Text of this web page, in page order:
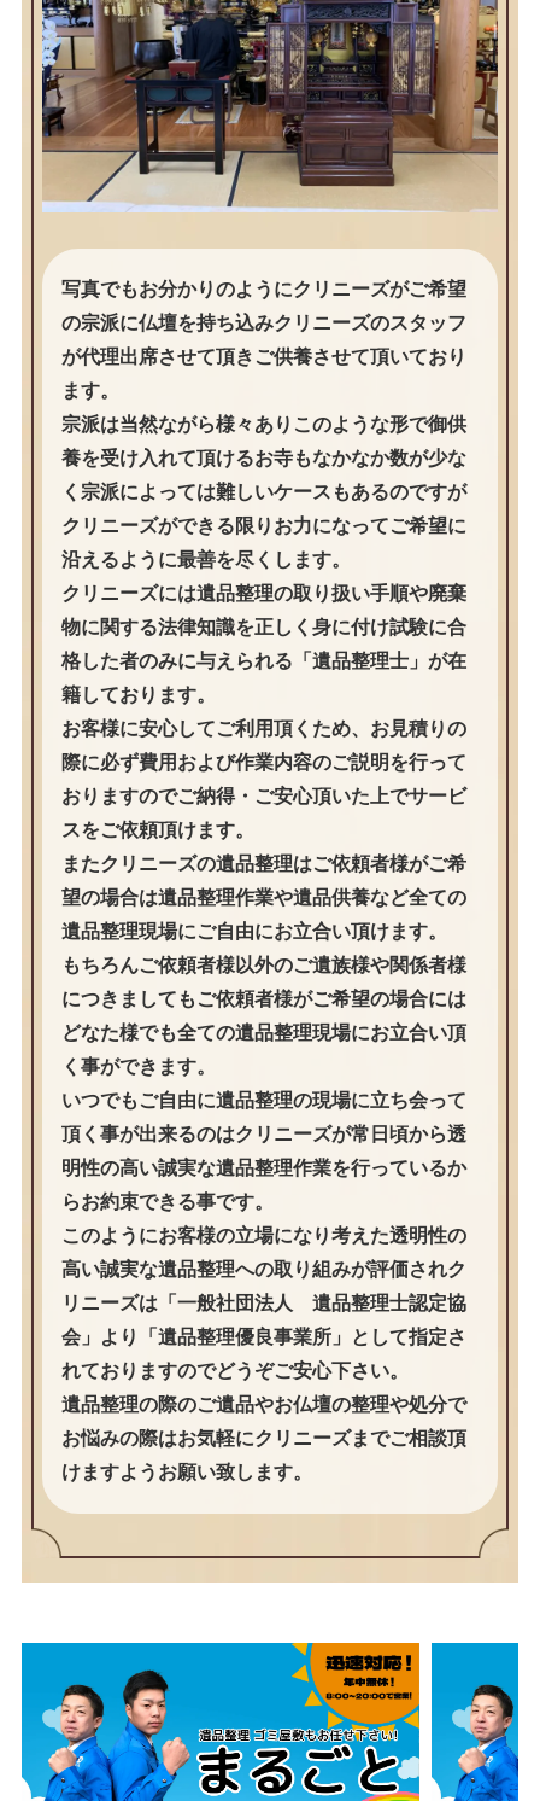
写真でもお分かりのようにクリニーズがご希望
の宗派に仏壇を持ち込みクリニーズのスタッフ
が代理出席させて頂きご供養させて頂いており
ます。
宗派は当然ながら様々ありこのような形で御供
養を受け入れて頂けるお寺もなかなか数が少な
く宗派によっては難しいケースもあるのですが
クリニーズができる限りお力になってご希望に
沿えるように最善を尽くします。
クリニーズには遺品整理の取り扱い手順や廃棄
物に関する法律知識を正しく身に付け試験に合
格した者のみに与えられる「遺品整理士」が在
籍しております。
お客様に安心してご利用頂くため、お見積りの
際に必ず費用および作業内容のご説明を行って
おりますのでご納得・ご安心頂いた上でサービ
スをご依頼頂けます。
またクリニーズの遺品整理はご依頼者様がご希
望の場合は遺品整理作業や遺品供養など全ての
遺品整理現場にご自由にお立合い頂けます。
もちろんご依頼者様以外のご遺族様や関係者様
につきましてもご依頼者様がご希望の場合には
どなた様でも全ての遺品整理現場にお立合い頂
く事ができます。
いつでもご自由に遺品整理の現場に立ち会って
頂く事が出来るのはクリニーズが常日頃から透
明性の高い誠実な遺品整理作業を行っているか
らお約束できる事です。
このようにお客様の立場になり考えた透明性の
高い誠実な遺品整理への取り組みが評価されク
リニーズは「一般社団法人 遺品整理士認定協
会」より「遺品整理優良事業所」として指定さ
れておりますのでどうぞご安心下さい。
遺品整理の際のご遺品やお仏壇の整理や処分で
お悩みの際はお気軽にクリニーズまでご相談頂
けますようお願い致します。